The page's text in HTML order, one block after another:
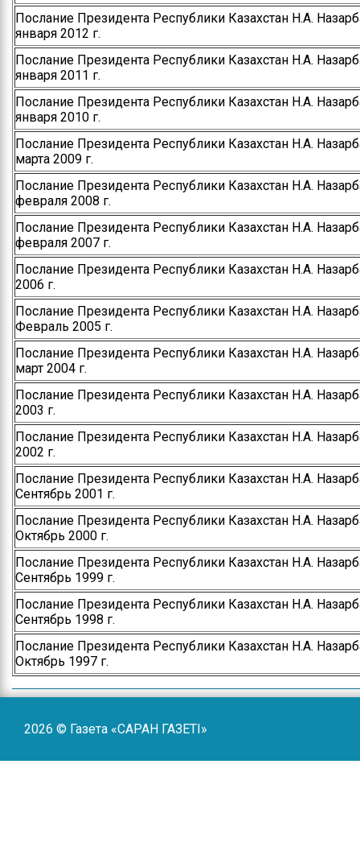
Послание Президента Республики Казахстан Н.А.
января 2012 г.
Послание Президента Республики Казахстан Н.А.
января 2011 г.
Послание Президента Республики Казахстан Н.А.
января 2010 г.
Послание Президента Республики Казахстан Н.А.
марта 2009 г.
Послание Президента Республики Казахстан Н.А.
февраля 2008 г.
Послание Президента Республики Казахстан Н.А.
февраля 2007 г.
Послание Президента Республики Казахстан Н.А.
2006 г.
Послание Президента Республики Казахстан Н.А.
Февраль 2005 г.
Послание Президента Республики Казахстан Н.А.
март 2004 г.
Послание Президента Республики Казахстан Н.А.
2003 г.
Послание Президента Республики Казахстан Н.А.
2002 г.
Послание Президента Республики Казахстан Н.А.
Сентябрь 2001 г.
Послание Президента Республики Казахстан Н.А.
Октябрь 2000 г.
Послание Президента Республики Казахстан Н.А.
Сентябрь 1999 г.
Послание Президента Республики Казахстан Н.А.
Сентябрь 1998 г.
Послание Президента Республики Казахстан Н.А.
Октябрь 1997 г.
2026 © Газета «САРАН ГАЗЕТI»